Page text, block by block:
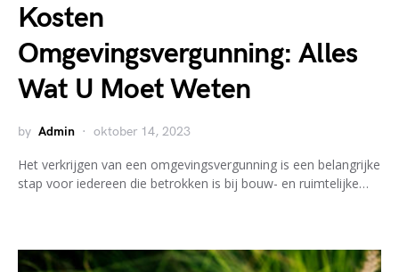
Kosten
Omgevingsvergunning: Alles
Wat U Moet Weten
by Admin oktober 14, 2023
Het verkrijgen van een omgevingsvergunning is een belangrijke
stap voor iedereen die betrokken is bij bouw- en ruimtelijke…